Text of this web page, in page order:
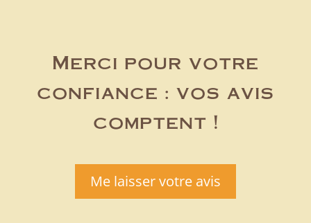
Merci pour votre
confiance : vos avis
comptent !
Me laisser votre avis